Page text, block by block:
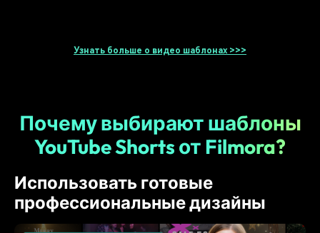
Узнать больше о видео шаблонах >>>
Почему выбирают шаблоны
YouTube Shorts от Filmora?
Использовать готовые
профессиональные дизайны